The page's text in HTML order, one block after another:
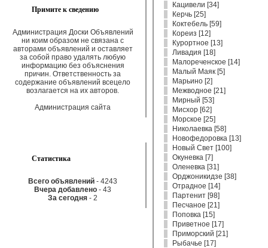
Кацивели [34]
Керчь[25]
Коктебель[59]
Кореиз [12]
Курортное [13]
Ливадия [18]
Малореченское [14]
Малый Маяк[5]
Марьино[2]
Межводное [21]
Мирный [53]
Мисхор[62]
Морское [25]
Николаевка[58]
Новофедоровка[13]
Новый Свет[100]
Окуневка[7]
Оленевка[31]
Орджоникидзе [38]
Отрадное [14]
Партенит[98]
Песчаное [21]
Поповка[15]
Приветное [17]
Приморский [21]
Рыбачье [17]
Примите к сведению
Администрация Доски Объявлений
ни коим образом не связана с
авторами объявлений и оставляет
за собой право удалять любую
информацию без объяснения
причин. Ответственность за
содержание объявлений всецело
возлагается на их авторов.
Администрация сайта
Статистика
Всего объявлений - 4243
Вчера добавлено - 43
За сегодня - 2